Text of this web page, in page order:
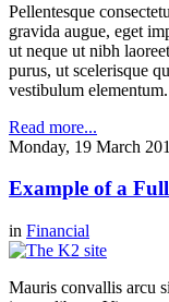
Pellentesque
gravida augue, eget
ut neque ut nibh
purus, ut scelerisque
vestibulum elementum.
Read more...
Monday, 19 March
Example of a
in Financial
Mauris convallis arcu